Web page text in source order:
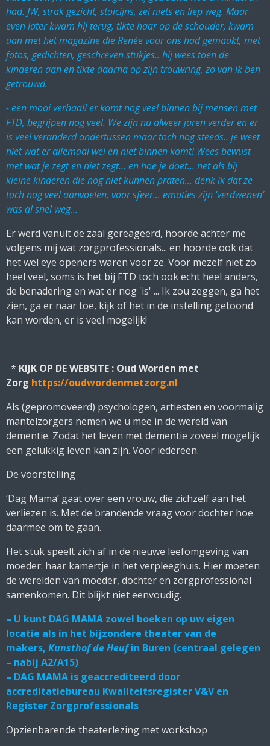
had. JW, strak gezicht, stoicijns, zei niets en liep weg. Maar
even later kwam hij terug, tikte haar op de schouder, kwam
aan met het magazine die Renée voor ons had gemaakt, met
fotos, gedichten, geschreven stukjes.. hij wees toen de
kinderen aan en tikte daarna op zijn trouwring, zo van ik ben
getrouwd.
- een mooi verhaal! er komt nog veel binnen bij mensen met
FTD, begrijpen nog veel. We zijn nu alweer jaren verder en er
is veel veranderd ondertussen maar toch nog steeds.. je weet
niet wat er allemaal wel en niet binnen komt! Wees bewust
met wat je zegt en niet zegt... en hoe je doet... net als bij
kleine kinderen die nog niet kunnen praten... denk ik dat ze
toch nog veel aanvoelen, voor sfeer... emoties zijn 'verdwenen'
was al snel weg...
Er werd vanuit de zaal gereageerd, hoorde achter me
volgens mij wat zorgprofessionals... en hoorde ook dat
het wel eye openers waren voor ze. Voor mezelf niet zo
heel veel, soms is het bij FTD toch ook echt heel anders,
de benadering en wat er nog 'is' ... Ik zou zeggen, ga het
zien, ga er naar toe, kijk of het in de instelling getoond
kan worden, er is veel mogelijk!
* KIJK OP DE WEBSITE : Oud Worden met
Zorg https://oudwordenmetzorg.nl
Als (gepromoveerd) psychologen, artiesten en voormalig
mantelzorgers nemen we u mee in de wereld van
dementie. Zodat het leven met dementie zoveel mogelijk
een gelukkig leven kan zijn. Voor iedereen.
De voorstelling
‘Dag Mama’ gaat over een vrouw, die zichzelf aan het
verliezen is. Met de brandende vraag voor dochter hoe
daarmee om te gaan.
Het stuk speelt zich af in de nieuwe leefomgeving van
moeder: haar kamertje in het verpleeghuis. Hier moeten
de werelden van moeder, dochter en zorgprofessional
samenkomen. Dit blijkt niet eenvoudig.
– U kunt DAG MAMA zowel boeken op uw eigen
locatie als in het bijzondere theater van de
makers, Kunsthof de Heufin Buren (centraal gelegen
– nabij A2/A15)
– DAG MAMA is geaccrediteerd door
accreditatiebureau Kwaliteitsregister V&V en
Register Zorgprofessionals
Opzienbarende theaterlezing met workshop